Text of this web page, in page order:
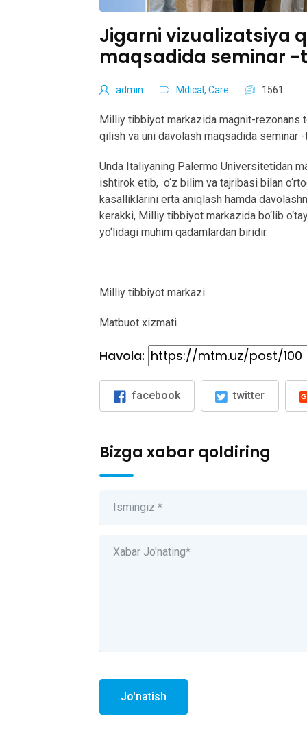
Jigarni vizualizatsiya
maqsadida seminar -
admin Mdical, Care 1561
Milliy tibbiyot markazida magnit-
qilish va uni davolash maqsadida seminar -
Unda Italiyaning Palermo Universitetidan
ishtirok etib, o‘z bilim va tajribasi bilan
kasalliklarini erta aniqlash hamda
kerakki, Milliy tibbiyot markazida bo‘lib
yo‘lidagi muhim qadamlardan biridir.
Milliy tibbiyot markazi
Matbuot xizmati.
Havola:
facebook twitter
Bizga xabar qoldiring
Jo'natish